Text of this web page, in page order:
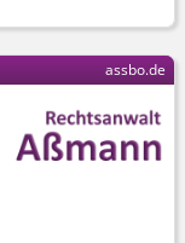
assbo.de